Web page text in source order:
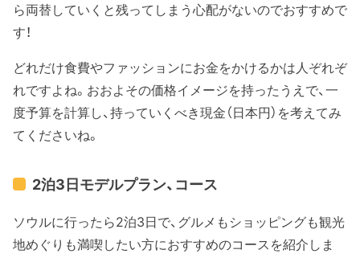
ら両替していくと残ってしまう心配がないのでおすすめで
す！
どれだけ食費やファッションにお金をかけるかは人ぞれぞ
れですよね。おおよその価格イメージを持ったうえで、一
度予算を計算し、持っていくべき現金（日本円）を考えてみ
てくださいね。
2泊3日モデルプラン、コース
ソウルに行ったら2泊3日で、グルメもショッピングも観光
地めぐりも満喫したい方におすすめのコースを紹介しま